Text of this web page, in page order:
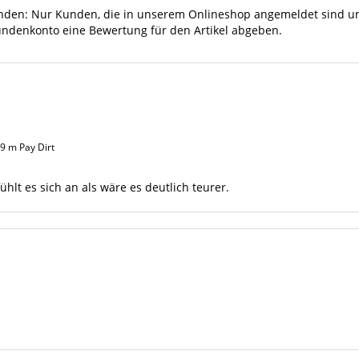
Nur Kunden, die in unserem Onlineshop angemeldet sind
eine Bewertung für den Artikel abgeben.
m Pay Dirt
es sich an als wäre es deutlich teurer.